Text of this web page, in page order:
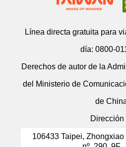
Línea directa gratuita para
día: 0800-
Derechos de autor de la
del Ministerio de
de
Dirección
106433 Taipei,